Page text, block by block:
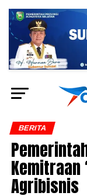
BERITA
Agribisnis